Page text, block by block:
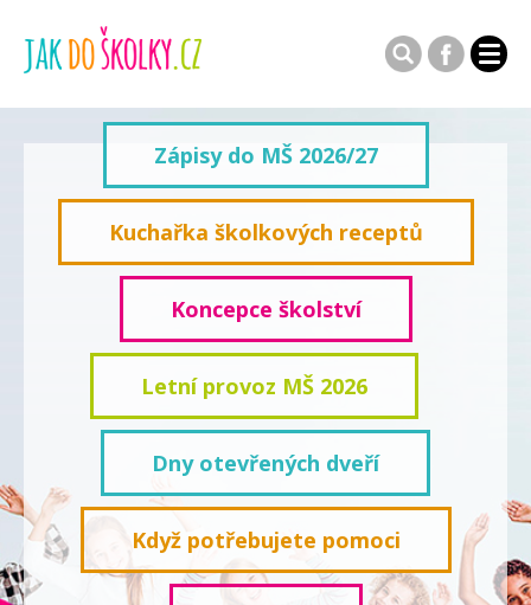
Zápisy do MŠ 2026/27
Kuchařka školkových receptů
Koncepce školství
Letní provoz MŠ 2026
Dny otevřených dveří
Když potřebujete pomoci